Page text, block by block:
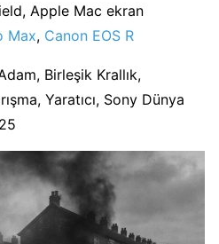
Apple Mac ekran
Max, Canon EOS R
Birleşik Krallık,
Yaratıcı, Sony Dünya